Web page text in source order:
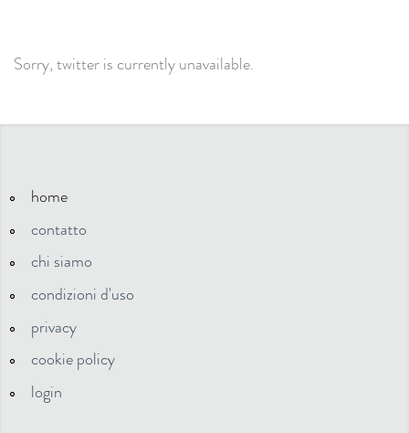
Sorry, twitter is currently unavailable.
home
contatto
chi siamo
condizioni d'uso
privacy
cookie policy
login